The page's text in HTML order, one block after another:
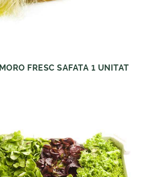
FRESC SAFATA 1 UNITAT